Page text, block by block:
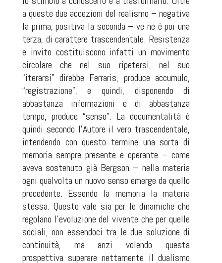
a queste due accezioni del realismo – negativa
la prima, positiva la seconda – ve ne è poi una
terza, di carattere trascendentale. Resistenza
e invito costituiscono infatti un movimento
circolare che nel suo ripetersi, nel suo
“iterarsi” direbbe Ferraris, produce accumulo,
“registrazione”, e quindi, disponendo di
abbastanza informazioni e di abbastanza
tempo, produce “senso”. La documentalità è
quindi secondo l’Autore il vero trascendentale,
intendendo con questo termine una sorta di
memoria sempre presente e operante – come
aveva sostenuto già Bergson – nella materia
ogni qualvolta un nuovo senso emerge da quello
precedente. Essendo la memoria la materia
stessa. Questo vale sia per le dinamiche che
regolano l’evoluzione del vivente che per quelle
sociali, non essendoci tra le due soluzione di
continuità, ma anzi volendo questa
prospettiva superare nettamente il dualismo